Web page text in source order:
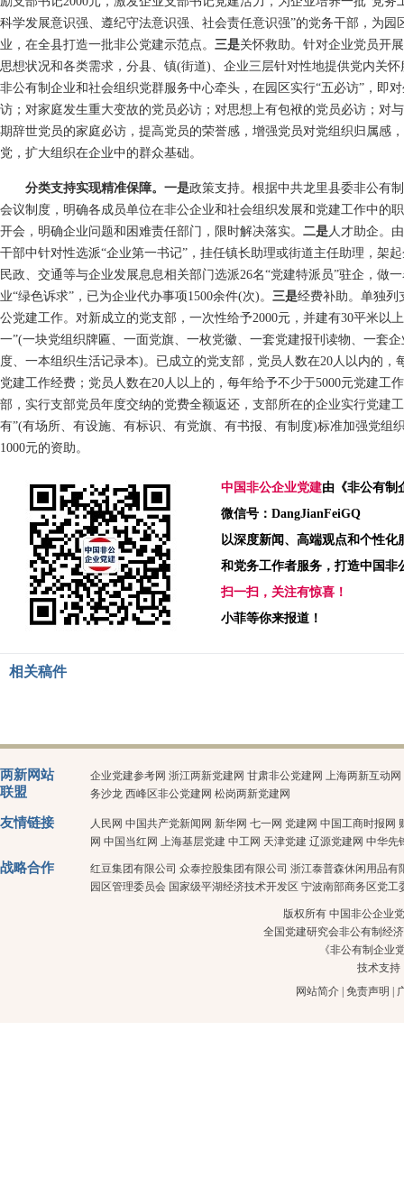
科学发展意识强、遵纪守法意识强、社会责任意识强”的党务干部，为园
业，在全县打造一批非公党建示范点。 三是关怀救助。针对企业党员开
思想状况和各类需求，分县、镇(街道)、企业三层针对性地提供党内关
非公有制企业和社会组织党群服务中心牵头，在园区实行“五必访”，即
访；对家庭发生重大变故的党员必访；对思想上有包袱的党员必访；对
期辞世党员的家庭必访，提高党员的荣誉感，增强党员对党组织归属感
党，扩大组织在企业中的群众基础。
分类支持实现精准保障。一是政策支持。根据中共龙里县委非公有
会议制度，明确各成员单位在非公企业和社会组织发展和党建工作中的
开会，明确企业问题和困难责任部门，限时解决落实。 二是人才助企。
干部中针对性选派“企业第一书记”，挂任镇长助理或街道主任助理，架
民政、交通等与企业发展息息相关部门选派26名“党建特派员”驻企，做
业“绿色诉求”，已为企业代办事项1500余件(次)。 三是经费补助。单独列
公党建工作。对新成立的党支部，一次性给予2000元，并建有30平米以
一”(一块党组织牌匾、一面党旗、一枚党徽、一套党建报刊读物、一套
度、一本组织生活记录本)。已成立的党支部，党员人数在20人以内的，
党建工作经费；党员人数在20人以上的，每年给予不少于5000元党建工
部，实行支部党员年度交纳的党费全额返还，支部所在的企业实行党建
有”(有场所、有设施、有标识、有党旗、有书报、有制度)标准加强党组
1000元的资助。
中国非公企业党建由《非公有制
微信号：DangJianFeiGQ
以深度新闻、高端观点和个性化
和党务工作者服务，打造中国非
扫一扫，关注有惊喜！
小菲等你来报道！
相关稿件
两新网站
联盟
企业党建参考网 浙江两新党建网 甘肃非公党建网 上海两新互动网
务沙龙 西峰区非公党建网 松岗两新党建网
友情链接 人民网 中国共产党新闻网 新华网 七一网 党建网 中国工商时报网
网 中国当红网 上海基层党建 中工网 天津党建 辽源党建网 中华先
战略合作 红豆集团有限公司 众泰控股集团有限公司 浙江泰普森休闲用品有
园区管理委员会 国家级平湖经济技术开发区 宁波南部商务区党工
版权所有 中国非公企业
全国党建研究会非公有制经
《非公有制企
技术支持
网站简介 免责声明